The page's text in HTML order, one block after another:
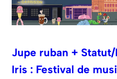
Jupe ruban +
Iris : Festival de